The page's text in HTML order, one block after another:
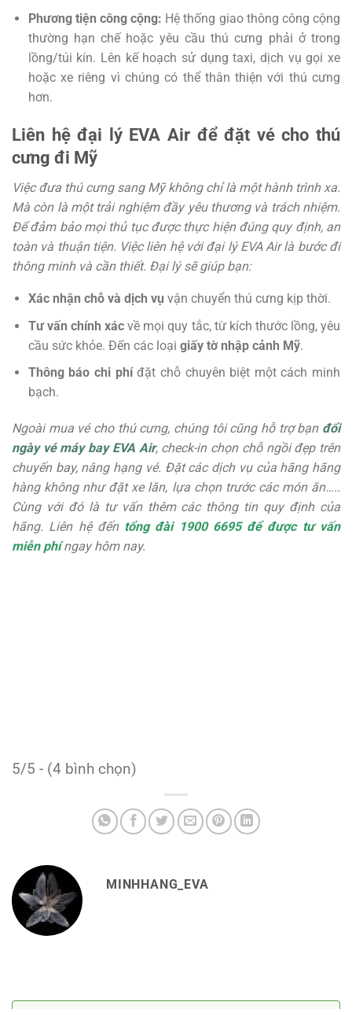
Phương tiện công cộng: Hệ thống giao thông công cộng
thường hạn chế hoặc yêu cầu thú cưng phải ở trong
lồng/túi kín. Lên kế hoạch sử dụng taxi, dịch vụ gọi xe
hoặc xe riêng vì chúng có thể thân thiện với thú cưng
hơn.
Liên hệ đại lý EVA Air để đặt vé cho thú
cưng đi Mỹ
Việc đưa thú cưng sang Mỹ không chỉ là một hành trình xa.
Mà còn là một trải nghiệm đầy yêu thương và trách nhiệm.
Để đảm bảo mọi thủ tục được thực hiện đúng quy định, an
toàn và thuận tiện. Việc liên hệ với đại lý EVA Air là bước đi
thông minh và cần thiết. Đại lý sẽ giúp bạn:
Xác nhận chỗ và dịch vụ vận chuyển thú cưng kịp thời.
Tư vấn chính xác về mọi quy tắc, từ kích thước lồng, yêu
cầu sức khỏe. Đến các loại giấy tờ nhập cảnh Mỹ.
Thông báo chi phíđặt chỗ chuyên biệt một cách minh
bạch.
Ngoài mua vé cho thú cưng, chúng tôi cũng hỗ trợ bạn đổi
ngày vé máy bay EVA Air, check-in chọn chỗ ngồi đẹp trên
chuyến bay, nâng hạng vé. Đặt các dịch vụ của hãng hãng
hàng không như đặt xe lăn, lựa chọn trước các món ăn…..
Cùng với đó là tư vấn thêm các thông tin quy định của
hãng. Liên hệ đến tổng đài 1900 6695 để được tư vấn
miễn phíngay hôm nay.
5/5 - (4 bình chọn)
MINHHANG_EVA